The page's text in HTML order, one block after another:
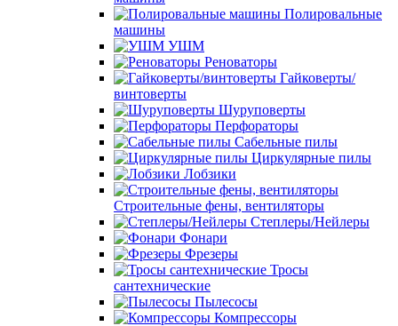
Полировальные
машины
УШМ
Реноваторы
Гайковерты/
винтоверты
Шуруповерты
Перфораторы
Сабельные пилы
Циркулярные пилы
Лобзики
Строительные фены, вентиляторы
Степлеры/Нейлеры
Фонари
Фрезеры
Тросы
сантехнические
Пылесосы
Компрессоры